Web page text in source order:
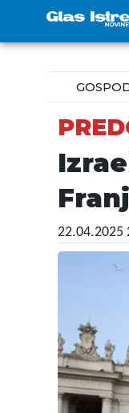
22.04.2025